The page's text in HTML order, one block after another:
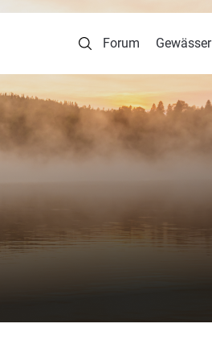
Forum Gewässer